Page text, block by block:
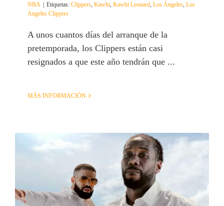
NBA | Etiquetas: Clippers Kawhi Kawhi Leonard Los Ángeles Los
Angeles Clippers
A unos cuantos días del arranque de la
pretemporada, los Clippers están casi
resignados a que este año tendrán que ...
MÁS INFORMACIÓN